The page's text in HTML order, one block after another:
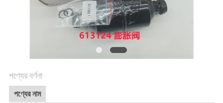
পণ্যের বর্ণনা
পণ্যের নাম